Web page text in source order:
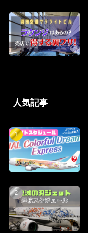
人気記事